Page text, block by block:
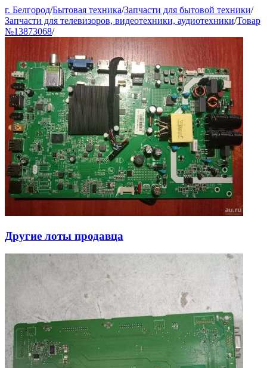
г. Белгород/Бытовая техника/Запчасти для бытовой техники/
Запчасти для телевизоров, видеотехники, аудиотехники/Товар
№13873068/
Другие лоты продавца